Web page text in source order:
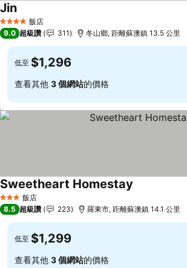
4 星級 飯店
Jin查看價格
9.0 超級讚 311 冬山鄉, 距離蘇澳鎮 13.5 公里
低至 $1,296
查看其他 3 個網站的價格
3 星級 飯店
Sweetheart Homestay
8.5 超級讚 223 羅東市, 距離蘇澳鎮 14.1 公里
低至 $1,299
查看其他 3 個網站的價格